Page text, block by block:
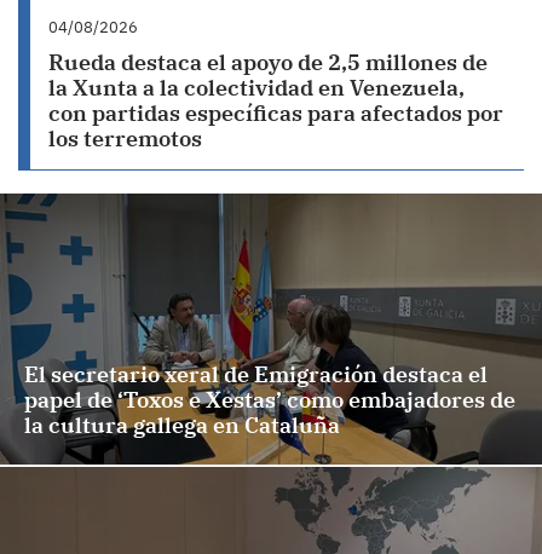
04/08/2026
Rueda destaca el apoyo de 2,5 millones de
la Xunta a la colectividad en Venezuela,
con partidas específicas para afectados por
los terremotos
El secretario xeral de Emigración destaca el
papel de ‘Toxos e Xestas’ como embajadores de
la cultura gallega en Cataluña